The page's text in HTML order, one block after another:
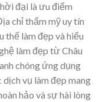
đại là ưu điểm
chỉ thẩm mỹ uy tín
thế làm đẹp và hiểu
làm đẹp từ Châu
chóng ứng dụng
dịch vụ làm đẹp mang
hảo và sự hài lòng